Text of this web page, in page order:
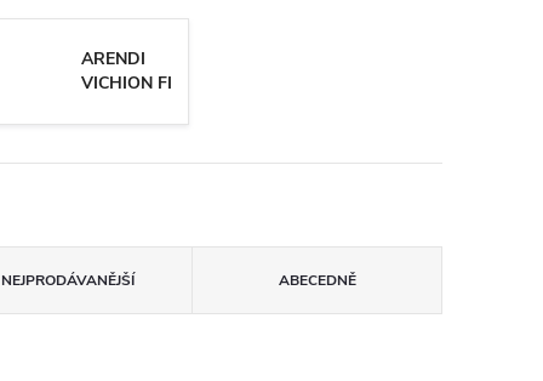
ARENDI
VICHION FI
NEJPRODÁVANĚJŠÍ ABECEDNĚ